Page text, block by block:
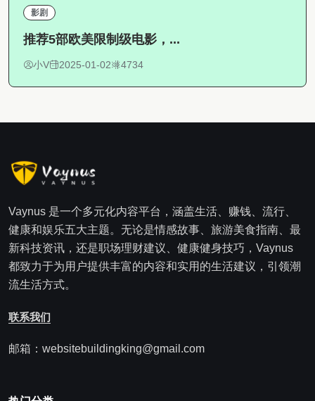
影剧
推荐5部欧美限制级电影，...
小V 2025-01-02 4734
Vaynus 是一个多元化内容平台，涵盖生活、赚钱、流行、
健康和娱乐五大主题。无论是情感故事、旅游美食指南、最
新科技资讯，还是职场理财建议、健康健身技巧，Vaynus
都致力于为用户提供丰富的内容和实用的生活建议，引领潮
流生活方式。
联系我们
邮箱：websitebuildingking@gmail.com